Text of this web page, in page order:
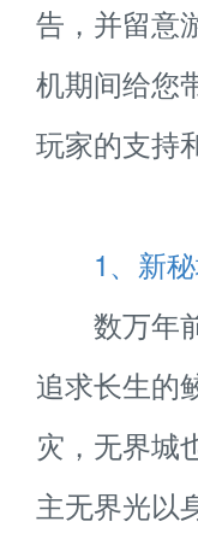
告，并留意
机期间给您
玩家的支持
1、新
数万年前
追求长生的
灾，无界城
主无界光以